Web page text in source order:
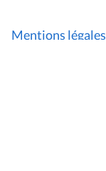
Mentions légales